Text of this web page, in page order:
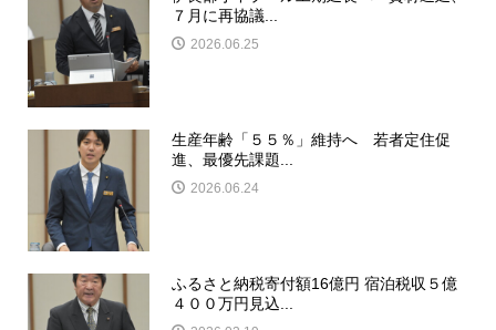
７月に再協議...
2026.06.25
生産年齢「５５％」維持へ 若者定住促
進、最優先課題...
2026.06.24
ふるさと納税寄付額16億円 宿泊税収５億
４００万円見込...